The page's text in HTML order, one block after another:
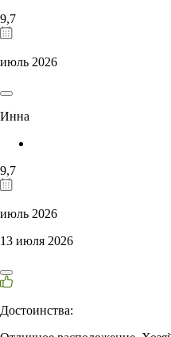
9,7
июль 2026
Инна
9,7
июль 2026
13 июля 2026
Достоинства: